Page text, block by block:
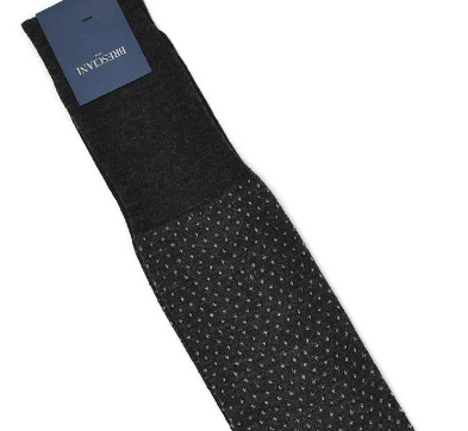
UP
ドーニ】オ
ル レザーサン
2026・08・03
HEREU【へリュー】フィッシ
ャーマンサンダル